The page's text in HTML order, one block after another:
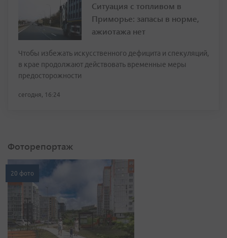
Ситуация с топливом в
Приморье: запасы в норме,
ажиотажа нет
Чтобы избежать искусственного дефицита и спекуляций,
в крае продолжают действовать временные меры
предосторожности
сегодня, 16:24
Фоторепортаж
20 фото